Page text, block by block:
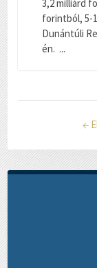
3,2 milliárd
forintból, 5-
Dunántúli
én. ...
←